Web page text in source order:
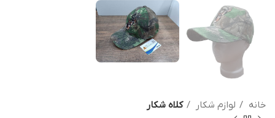
خانه لوازم شکار کلاه شکار